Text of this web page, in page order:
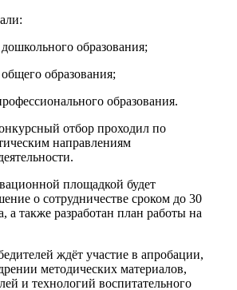
образования;
образования;
образования.
отбор проходил по
направлениям
площадкой будет
о сотрудничестве сроком до 30
а также разработан план работы на
ждёт участие в апробации,
методических материалов,
и технологий воспитательного